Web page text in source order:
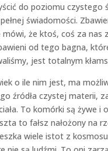
do poziomu czystego
świadomości.
mówi, że ktoś, coś za nas
od tego bagna,
jest totalnym
o ile nim jest, ma
źródła czystej materii,
To komórki są żywe i
to fałsz nałożony na
wiele istot z kosmosu